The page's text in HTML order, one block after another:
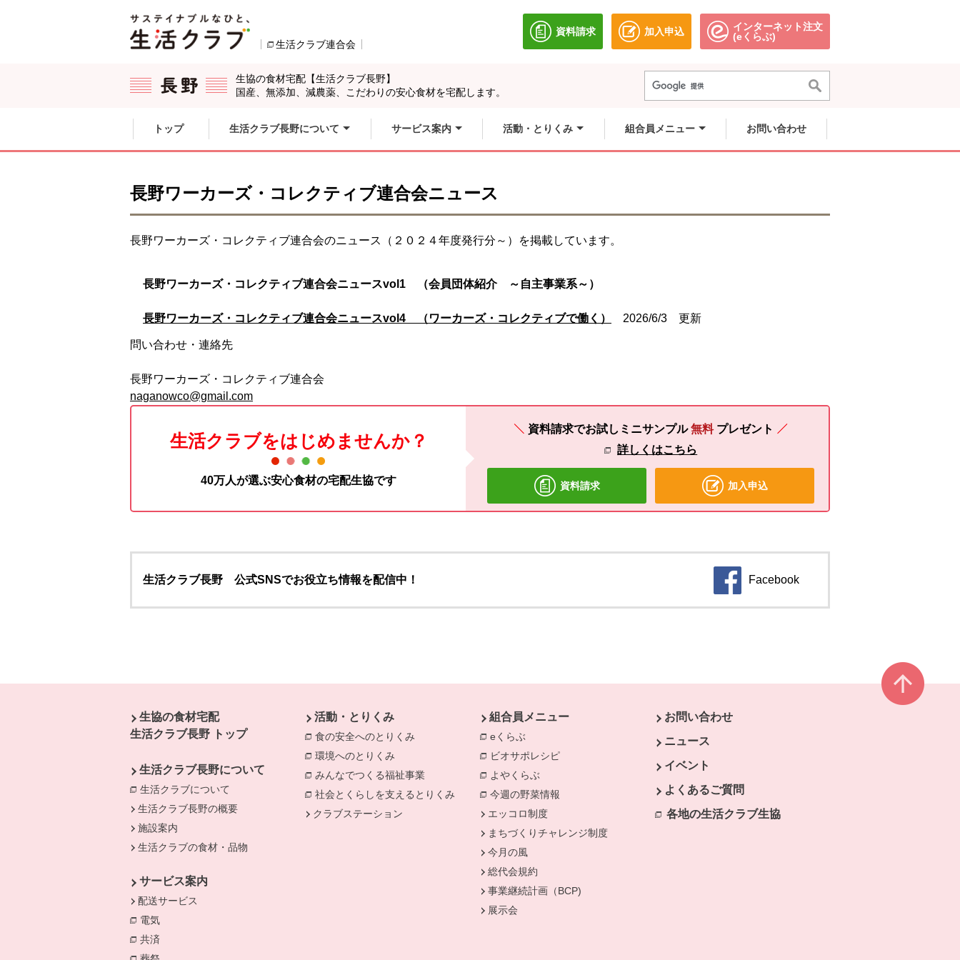
生活クラブ連合会
資料請求
別のウィンドウで開きます。
加入申込
別のウィンドウで開きます。
インターネット注文
(eくらぶ)別のウィンドウで開きます。
生協の食材宅配【生活クラブ長野】
国産、無添加、減農薬、こだわりの安心食材を宅配します。
ここからサイト内共通メニューです。
サイト内共通メニューをスキップする
トップ 生活クラブ長野について サービス案内 活動・とりくみ 組合員メニュー お問い合わせ
長野ワーカーズ・コレクティブ連合会ニュース
長野ワーカーズ・コレクティブ連合会のニュース（２０２４年度発行分～）を掲載しています。
長野ワーカーズ・コレクティブ連合会ニュースvol1 （会員団体紹介 ～自主事業系～）
長野ワーカーズ・コレクティブ連合会ニュースvol4 （ワーカーズ・コレクティブで働く） 2026/6/3 更新
問い合わせ・連絡先
長野ワーカーズ・コレクティブ連合会
naganowco@gmail.com
生活クラブをはじめませんか？
40万人が選ぶ安心食材の宅配生協です
資料請求でお試しミニサンプル 無料 プレゼント
詳しくはこちら
資料請求 加入申込
生活クラブ長野 公式SNSでお役立ち情報を配信中！ Facebook
生協の食材宅配
生活クラブ長野 トップ
生活クラブ長野について
生活クラブについて
別のウィンドウで開きます。
生活クラブ長野の概要
施設案内
生活クラブの食材・品物
サービス案内
配送サービス
電気
共済
活動・とりくみ
食の安全へのとりくみ 別のウィンドウで開きます。
環境へのとりくみ 別のウィンドウで開きます。
みんなでつくる福祉事業 別のウィンドウで開きます。
社会とくらしを支えるとりくみ 別のウィンドウで開きます。
クラブステーション
組合員メニュー
eくらぶ
ビオサポレシピ
よやくらぶ 別のウィンドウで開きます。
今週の野菜情報 別のウィンドウで開きます。
エッコロ制度
まちづくりチャレンジ制度
今月の風
総代会規約
事業継続計画（BCP)
展示会
お問い合わせ
ニュース
イベント
よくあるご質問
各地の生活クラブ生協